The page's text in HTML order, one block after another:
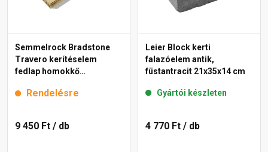
Semmelrock Bradstone
Travero kerítéselem
fedlap homokkő
Rendelésre
9 450 Ft / db
Leier Block kerti
falazóelem antik,
füstantracit 21x35x14 cm
Gyártói készleten
4 770 Ft / db